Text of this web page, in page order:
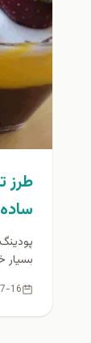
طرز
بسيار
16